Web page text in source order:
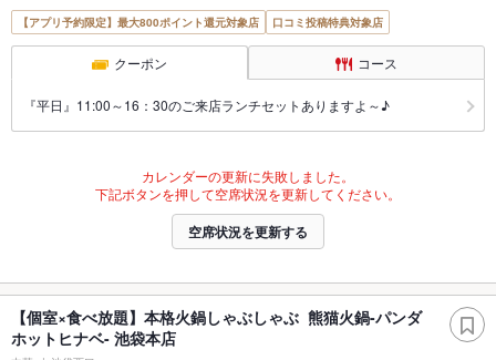
【アプリ予約限定】最大800ポイント還元対象店 口コミ投稿特典対象店
クーポン コース
『平日』11:00～16：30のご来店ランチセットありますよ～♪
カレンダーの更新に失敗しました。
下記ボタンを押して空席状況を更新してください。
空席状況を更新する
【個室×食べ放題】本格火鍋しゃぶしゃぶ 熊猫火鍋-パンダ
ホットヒナベ- 池袋本店